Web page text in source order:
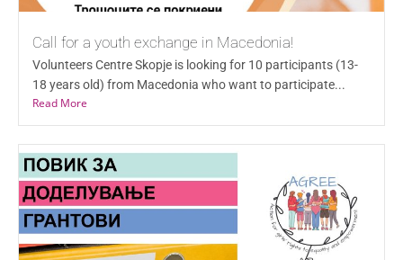
Call for a youth exchange in Macedonia!
Volunteers Centre Skopje is looking for 10 participants (13-
18 years old) from Macedonia who want to participate...
Read More